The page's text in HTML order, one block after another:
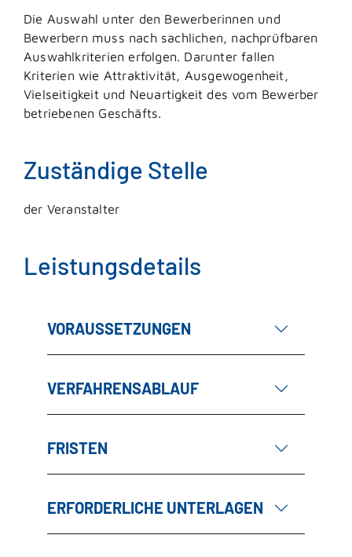
Die Auswahl unter den Bewerberinnen und
Bewerbern muss nach sachlichen, nachprüfbaren
Auswahlkriterien erfolgen. Darunter fallen
Kriterien wie Attraktivität, Ausgewogenheit,
Vielseitigkeit und Neuartigkeit des vom Bewerber
betriebenen Geschäfts.
Zuständige Stelle
der Veranstalter
Leistungsdetails
VORAUSSETZUNGEN
VERFAHRENSABLAUF
FRISTEN
ERFORDERLICHE UNTERLAGEN